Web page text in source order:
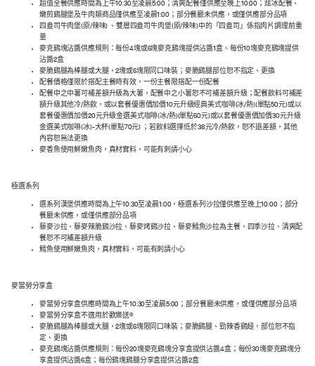
超值全餐供應時間為上午10:30至凌晨5:00；清爽配餐僅供應至晚上10:00；炫冰配餐、
嫩煎鷄腿堡及牛肉類商品僅供應至凌晨1:00；部分餐廳未供應，或僅供應部分品項
四盎司牛肉堡(原/辣味) 、雙層四盎司牛肉堡(原/辣味)中的「四盎司」係指肉片調理前重
量
麥克鷄塊沾醬供應規則：每份4塊或6塊麥克鷄塊提供沾醬1盒、每份10塊麥克鷄塊提供
沾醬2盒
麥脆鷄腿為棒腿或大腿，2塊或6塊限同口味裝；麥脆鷄腿部位恕不指定、更換
配餐價格僅限於搭配主餐時有效，一份主餐限搭配一份配餐
配餐中之中薯可補差額升級為大薯，配餐中之小薯恕不可補差額升級；配餐飲料可補差
額升級其他冷/熱飲，或以套餐優惠價加價10元升級經典美式咖啡(冰/熱)(單點50元)或以
套餐優惠價加價20元升級金選美式咖啡(冰/熱)(單點60元)或以套餐優惠價加價30元升級
金選美式咖啡(冰)-大杯(單點70元) ；若飲料選擇低於38元冷/熱飲，恕不退差額，其他
內容恕無法更換
麥香魚使用鮮嫩魚肉，真材實料，可能有刺請小心
極選系列
選系列漢堡供應時間為上午10:30至凌晨1:00，極選系列沙拉僅供應至晚上10:00；部分
餐廳未供應，或僅供應部分品項
藜麥沙拉、藜麥辣脆鷄沙拉、藜麥烤鷄沙拉、藜麥鱈魚沙拉為主餐，四季沙拉、清爽配
餐恕不可補差額升級
鱈魚使用鮮嫩魚肉，真材實料，可能有刺請小心
麥當勞分享盒
麥當勞分享盒供應時間為上午10:30至凌晨5:00；部分餐廳未供應，或僅供應部分品項
麥當勞分享盒不適用於歡樂送®
麥脆鷄腿為棒腿或大腿，2塊或6塊限同口味裝；麥脆鷄腿、勁辣香鷄翅，部位恕不指
定、更換
麥克鷄塊沾醬供應規則：每份20塊麥克鷄塊分享盒提供沾醬4盒；每份30塊麥克鷄塊分
享盒提供沾醬6盒；每份鷄塊鷄腿分享盒提供沾醬2盒